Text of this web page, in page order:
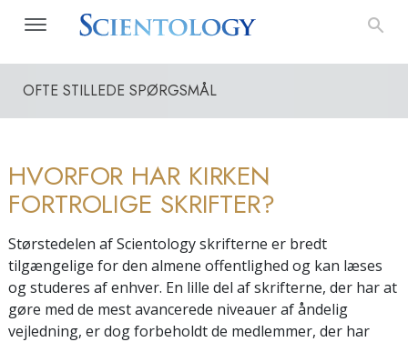
OFTE STILLEDE SPØRGSMÅL
HVORFOR HAR KIRKEN
FORTROLIGE SKRIFTER?
Størstedelen af Scientology skrifterne er bredt
tilgængelige for den almene offentlighed og kan læses
og studeres af enhver. En lille del af skrifterne, der har at
gøre med de mest avancerede niveauer af åndelig
vejledning, er dog forbeholdt de medlemmer, der har